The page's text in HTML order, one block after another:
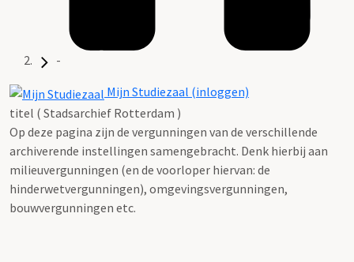
-
Mijn Studiezaal (inloggen)
titel ( Stadsarchief Rotterdam )
Op deze pagina zijn de vergunningen van de verschillende
archiverende instellingen samengebracht. Denk hierbij aan
milieuvergunningen (en de voorloper hiervan: de
hinderwetvergunningen), omgevingsvergunningen,
bouwvergunningen etc.